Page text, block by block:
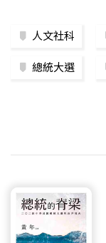
人文社科
總統大選